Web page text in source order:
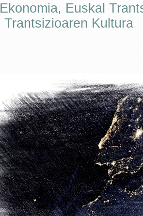
Ekonomia, Euskal
Trantsizioaren Kultura